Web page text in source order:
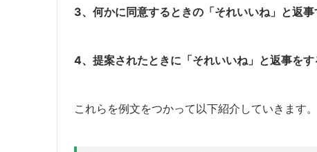
3、何かに同意するときの「それいいね」と返事
4、提案されたときに「それいいね」と返事をす
これらを例文をつかって以下紹介していきます。